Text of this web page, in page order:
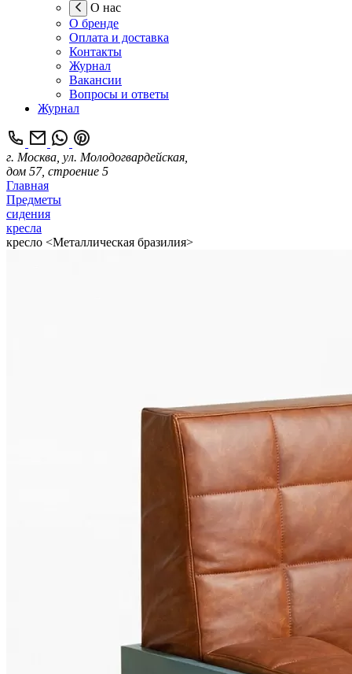
О нас
О бренде
Оплата и доставка
Контакты
Журнал
Вакансии
Вопросы и ответы
Журнал
г. Москва, ул. Молодогвардейская,
дом 57, строение 5
Главная
Предметы
сидения
кресла
кресло <Металлическая бразилия>